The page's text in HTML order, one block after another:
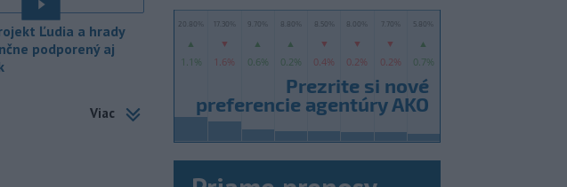
výletných plavidiel.
ovládaný výbor
Senátu vo
Ľudia a hrady
podporený aj
Viac